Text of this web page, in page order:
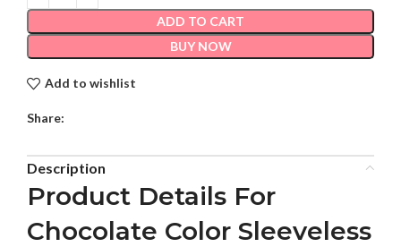
ADD TO CART
BUY NOW
Add to wishlist
Share:
Description
Product Details For
Chocolate Color Sleeveless